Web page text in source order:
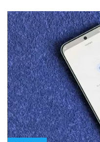
Publicidad
/
Cambiar
opciones
de
privacidad
/
Aviso
Legal